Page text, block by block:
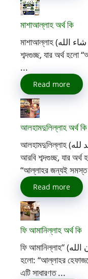
মাশাআল্লাহ অর্থ কি
মাশাআল্লাহ (ما شاء الله) অর্থ কি? মাশাআল্লাহ একটি আরবি
শব্দগুচ্ছ, যার অর্থ হলো
...
Read more
আলহামদুলিল্লাহ অর্থ কি
আলহামদুলিল্লাহ (الحمد لله) অর্থ কি? আলহামদুলিল্লাহ একটি
আরবি শব্দগুচ্ছ, যার
“আল্লাহর জন্যই
Read more
ফি আমানিল্লাহ অর্থ কি
ফি আমানিল্লাহ” (في أمان الله) একটি আরবি বাক্যাংশ। এর অর্থ
হলো: “আল্লাহর
এটি সাধারণত ...